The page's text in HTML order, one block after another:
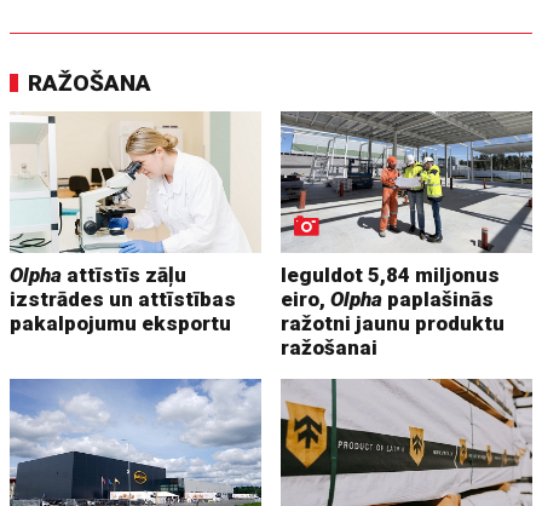
RAŽOŠANA
Olpha attīstīs zāļu
izstrādes un attīstības
pakalpojumu eksportu
Ieguldot 5,84 miljonus
eiro,Olpha paplašinās
ražotni jaunu produktu
ražošanai